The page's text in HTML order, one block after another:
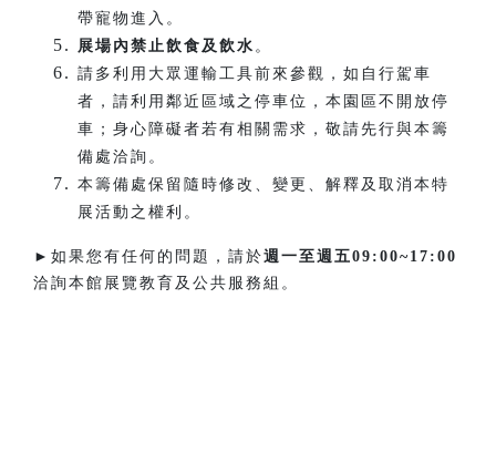
帶寵物進入。
展場內禁止飲食及飲水 。
請多利用大眾運輸工具前來參觀，如自行駕車
者，請利用鄰近區域之停車位，本園區不開放停
車；身心障礙者若有相關需求，敬請先行與本籌
備處洽詢。
本籌備處保留隨時修改、變更、解釋及取消本特
展活動之權利。
►如果您有任何的問題，請於週一至週五09:00~17:00
洽詢本館展覽教育及公共服務組。